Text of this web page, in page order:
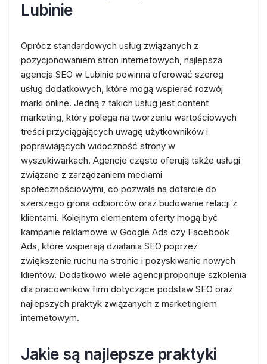
Lubinie
Oprócz standardowych usług związanych z
pozycjonowaniem stron internetowych, najlepsza
agencja SEO w Lubinie powinna oferować szereg
usług dodatkowych, które mogą wspierać rozwój
marki online. Jedną z takich usług jest content
marketing, który polega na tworzeniu wartościowych
treści przyciągających uwagę użytkowników i
poprawiających widoczność strony w
wyszukiwarkach. Agencje często oferują także usługi
związane z zarządzaniem mediami
społecznościowymi, co pozwala na dotarcie do
szerszego grona odbiorców oraz budowanie relacji z
klientami. Kolejnym elementem oferty mogą być
kampanie reklamowe w Google Ads czy Facebook
Ads, które wspierają działania SEO poprzez
zwiększenie ruchu na stronie i pozyskiwanie nowych
klientów. Dodatkowo wiele agencji proponuje szkolenia
dla pracowników firm dotyczące podstaw SEO oraz
najlepszych praktyk związanych z marketingiem
internetowym.
Jakie są najlepsze praktyki